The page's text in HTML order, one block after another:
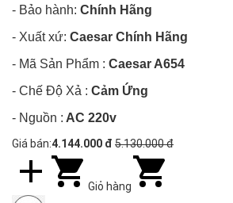
- Bảo hành: Chính Hãng
- Xuất xứ: Caesar Chính Hãng
- Mã Sản Phẩm : Caesar A654
- Chế Độ Xả : Cảm Ứng
- Nguồn : AC 220v
Giá bán:4.144.000 đ 5.130.000 đ
Giỏ hàng